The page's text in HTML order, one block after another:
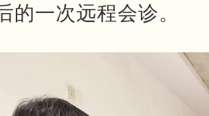
的一次远程会诊。